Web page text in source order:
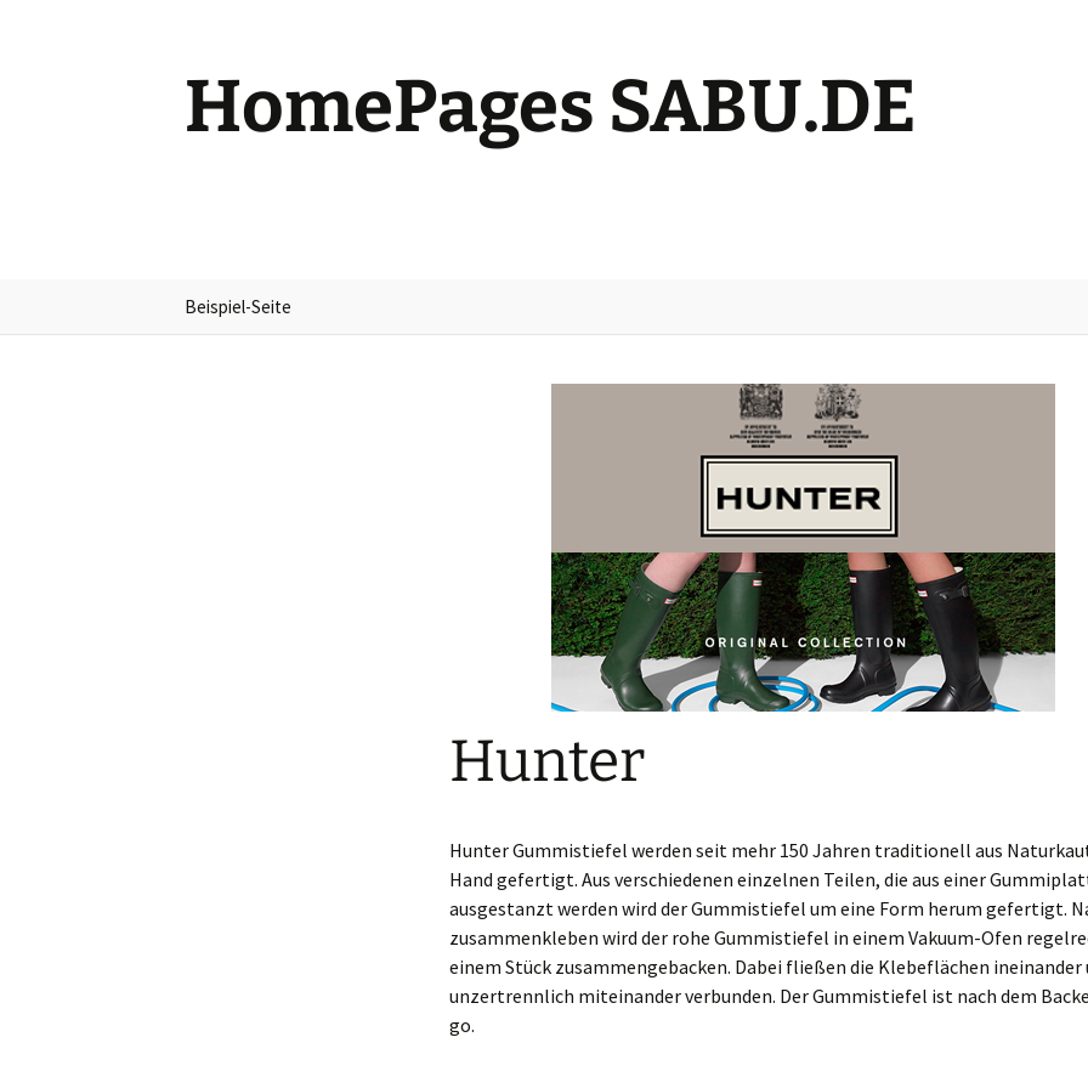
HomePages SABU.DE
Beispiel-Seite
Hunter
Hunter Gummistiefel werden seit mehr 150 Jahren traditionell aus
Hand gefertigt. Aus verschiedenen einzelnen Teilen, die aus einer
ausgestanzt werden wird der Gummistiefel um eine Form herum gefertigt.
zusammenkleben wird der rohe Gummistiefel in einem Vakuum-Ofen
einem Stück zusammengebacken. Dabei fließen die Klebeflächen ineinander
unzertrennlich miteinander verbunden. Der Gummistiefel ist nach dem
go.